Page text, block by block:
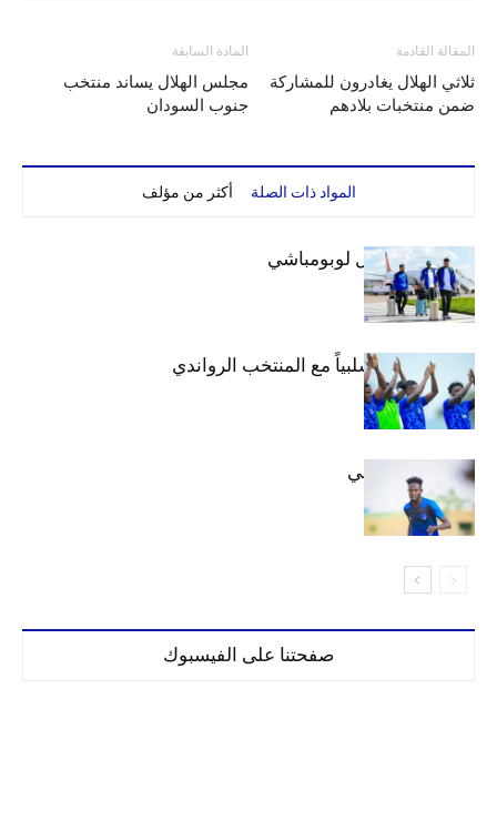
المادة السابقة
مجلس الهلال يساند منتخب
جنوب السودان
المقالة القادمة
ثلاثي الهلال يغادرون للمشاركة
ضمن منتخبات بلادهم
المواد ذات الصلة أكثر من مؤلف
بعثة الهلال تصل لوبومباشي
الهلال يتعادل سلبياً مع المنتخب الرواندي
إعدادياً
كنن يصل كيجالي
صفحتنا على الفيسبوك